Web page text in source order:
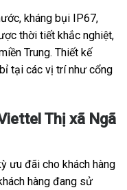
kháng bụi IP67,
thời tiết khắc nghiệt,
Trung. Thiết kế
tại các vị trí như cổng
Thị xã Ngã
ưu đãi cho khách hàng
hàng đang sử